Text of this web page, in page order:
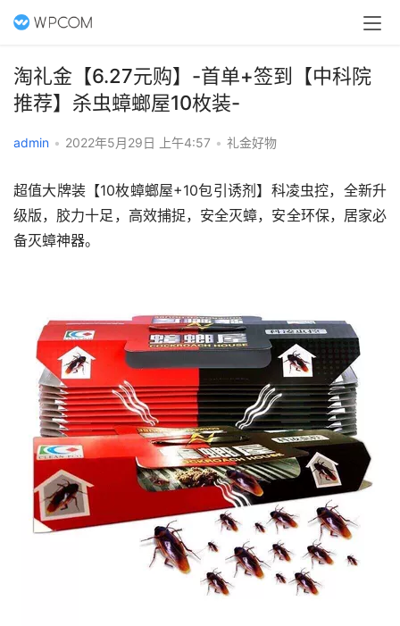
淘礼金【6.27元购】-首单+签到【中科院
推荐】杀虫蟑螂屋10枚装-
admin • 2022年5月29日 上午4:57 • 礼金好物
超值大牌装【10枚蟑螂屋+10包引诱剂】科凌虫控，全新升
级版，胶力十足，高效捕捉，安全灭蟑，安全环保，居家必
备灭蟑神器。